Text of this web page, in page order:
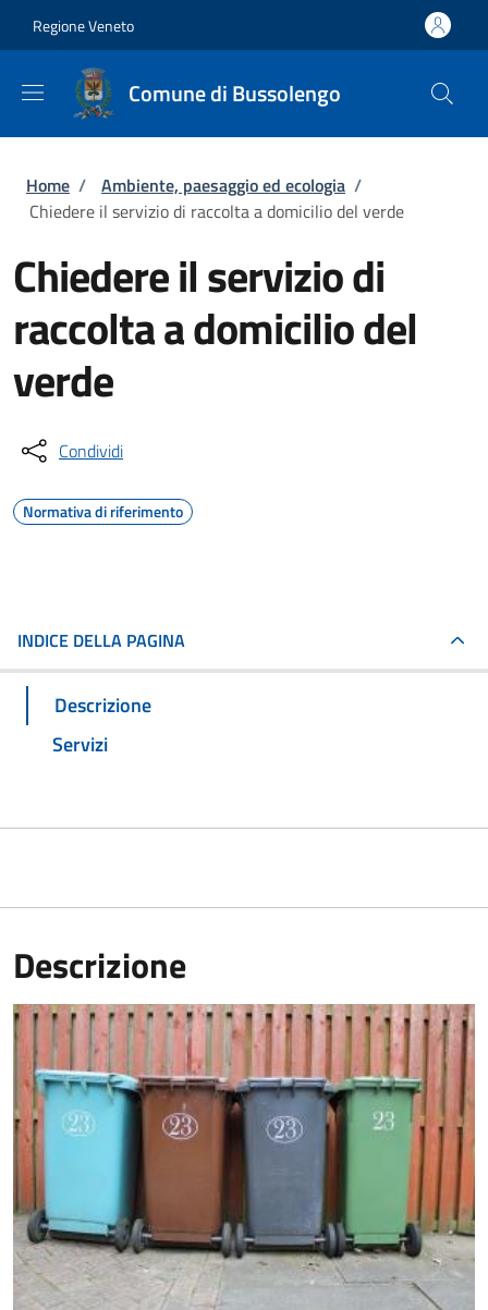
Regione Veneto
Comune di Bussolengo
Briciole di pane
Home / Ambiente, paesaggio ed ecologia /
Chiedere il servizio di raccolta a domicilio del verde
Chiedere il servizio di
raccolta a domicilio del
verde
Condividi
Normativa di riferimento
INDICE DELLA PAGINA
Descrizione
Servizi
Descrizione